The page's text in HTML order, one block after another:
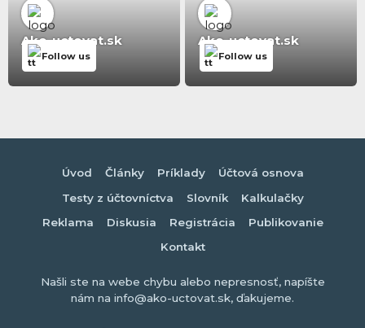
Ako-uctovat.sk
Follow us
Ako-uctovat.sk
Follow us
Úvod Články Príklady
Účtová osnova
Testy z účtovníctva
Slovník
Kalkulačky
Reklama
Diskusia Registrácia
Publikovanie
Kontakt
Našli ste na webe chybu alebo nepresnosť, napíšte
nám na info@ako-uctovat.sk, ďakujeme.